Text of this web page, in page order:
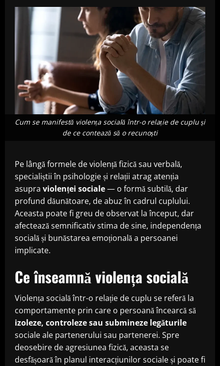
Cum se manifestă violența socială într-o relație de cuplu și
de ce contează să o recunoști
Pe lângă formele de violență fizică sau verbală,
specialiștii în psihologie și relații atrag atenția
asupra violenței sociale— o formă subtilă, dar
profund dăunătoare, de abuz în cadrul cuplului.
Aceasta poate fi greu de observat la început, dar
afectează semnificativ stima de sine, independența
socială și bunăstarea emoțională a persoanei
implicate.
Ce înseamnă violența socială
Violența socială într-o relație de cuplu se referă la
comportamente prin care o persoană încearcă să
izoleze, controleze sau submineze legăturile
sociale ale partenerului sau partenerei. Spre
deosebire de agresiunea fizică, aceasta se
desfășoară în planul interacțiunilor sociale și poate fi